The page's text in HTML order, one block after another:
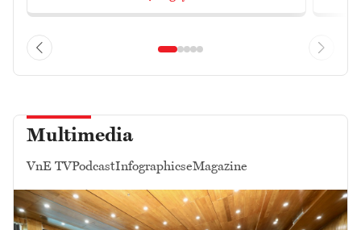
Multimedia
VnE TVPodcastInfographicseMagazine